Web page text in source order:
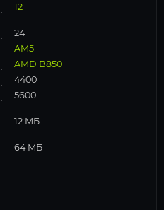
12
24
AM5
AMD B850
4400
5600
12 МБ
64 МБ